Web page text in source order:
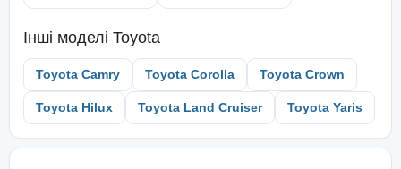
Інші моделі Toyota
Toyota Camry Toyota Corolla Toyota Crown
Toyota Hilux Toyota Land Cruiser Toyota Yaris